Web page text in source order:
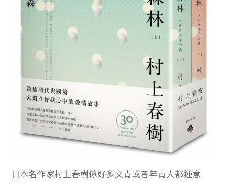
日本名作家村上春樹係好多文青或者年青人都鍾意